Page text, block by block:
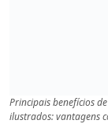
Principais benefícios
ilustrados: vantagens